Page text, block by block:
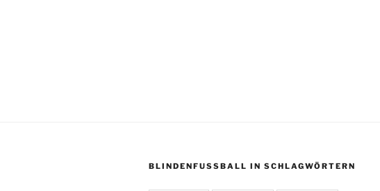
BLINDENFUSSBALL IN SCHLAGWÖRTERN